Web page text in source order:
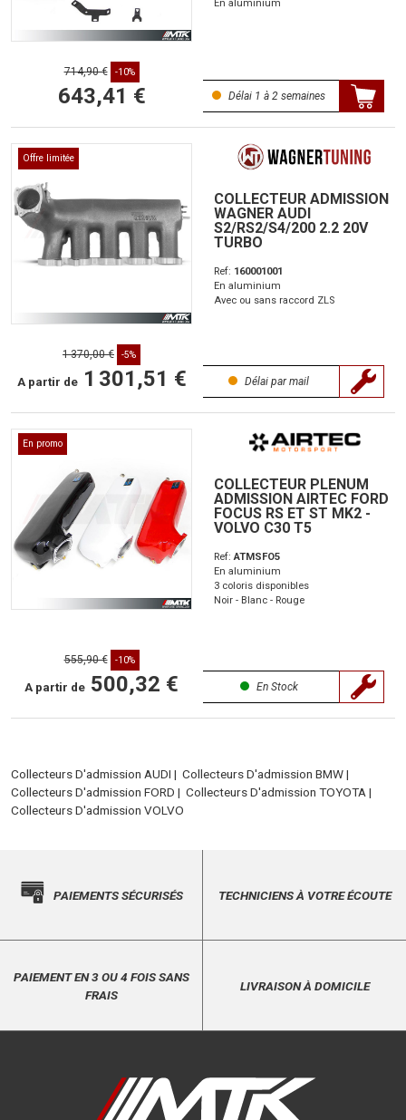
En aluminium
714,90 € -10%
643,41 € Délai 1 à 2 semaines
Offre limitée
COLLECTEUR ADMISSION
WAGNER AUDI
S2/RS2/S4/200 2.2 20V
TURBO
Ref: 160001001
En aluminium
Avec ou sans raccord ZLS
1 370,00 € -5%
A partir de 1 301,51 € Délai par mail
En promo
COLLECTEUR PLENUM
ADMISSION AIRTEC FORD
FOCUS RS ET ST MK2 -
VOLVO C30 T5
Ref:ATMSFO5
En aluminium
3 coloris disponibles
Noir - Blanc - Rouge
555,90 € -10%
A partir de 500,32 € En Stock
Collecteurs D'admission AUDI | Collecteurs D'admission BMW|
Collecteurs D'admission FORD | Collecteurs D'admission TOYOTA|
Collecteurs D'admission VOLVO
PAIEMENTS SÉCURISÉS TECHNICIENS À VOTRE ÉCOUTE
PAIEMENT EN 3 OU 4 FOIS SANS
FRAIS
LIVRAISON À DOMICILE